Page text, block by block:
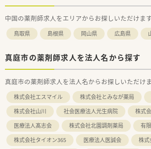
中国の薬剤師求人をエリアからお探しいただけます
鳥取県 島根県 岡山県 広島県
真庭市の薬剤師求人を法人名から探す
真庭市の薬剤師求人を法人名からお探しいただけま
株式会社エスマイル 株式会社とみなが薬局
株式会社山川
社会医療法人光生病院
株式
医療法人髙志会
株式会社北園調剤薬局
有
株式会社タイオン365
医療法人医誠会
株式